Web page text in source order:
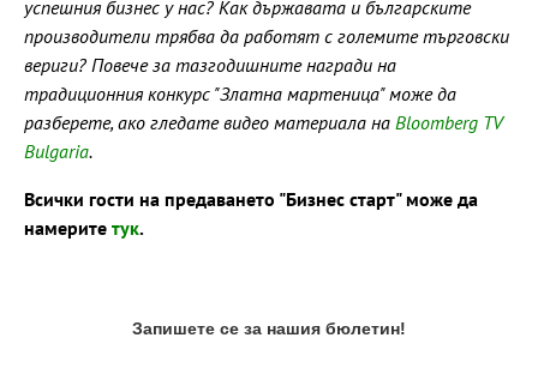
успешния бизнес у нас? Как държавата и българските
производители трябва да работят с големите търговски
вериги? Повече за тазгодишните награди на
традиционния конкурс "Златна мартеница" може да
разберете, ако гледате видео материала на Bloomberg TV
Bulgaria.
Всички гости на предаването "Бизнес старт" може да
намерите тук.